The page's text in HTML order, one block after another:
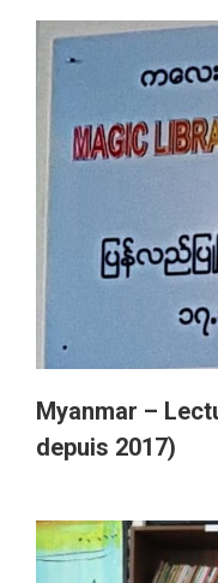
Myanmar –
depuis 2017)